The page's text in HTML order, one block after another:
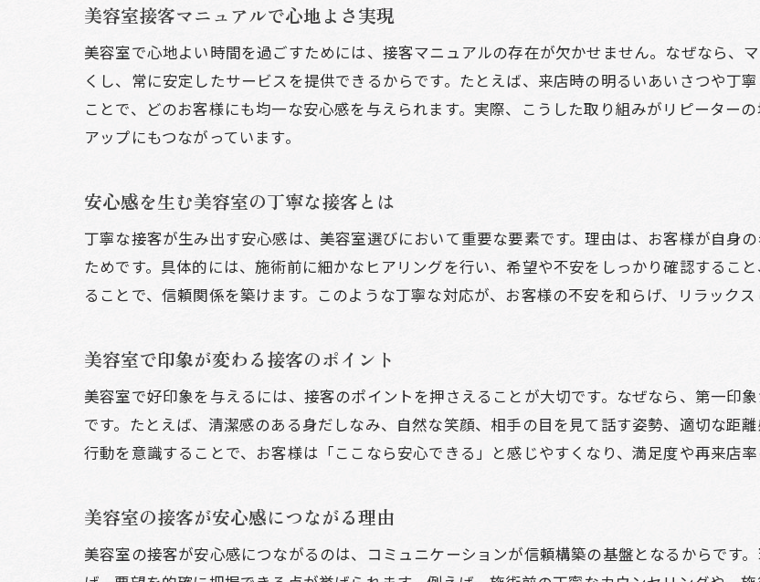
美容室での挨拶やマナーで印象アップ
美容室接客で心がけたい丁寧な対応法
会話が弾む美容室でのコミュニケーション
美容室でリラックスできる会話のコツ
美容師との信頼関係を深める接客会話術
美容室接客マナーの基本をおさらいしよう
美容室接客で意識したい丁寧な言葉遣
美容室の接客で大切なマナーを解説
美容室で喜ばれる接客マナーの実例紹
美容室で丁寧な言葉遣いを意識する理
美容室接客マニュアルで心地よさ実現
美容室で心地よい時間を過ごすためには、接客マニュアルの存在が欠かせません。なぜなら、
くし、常に安定したサービスを提供できるからです。たとえば、来店時の明るいあいさつや丁
ことで、どのお客様にも均一な安心感を与えられます。実際、こうした取り組みがリピーター
アップにもつながっています。
安心感を生む美容室の丁寧な接客とは
丁寧な接客が生み出す安心感は、美容室選びにおいて重要な要素です。理由は、お客様が自身
ためです。具体的には、施術前に細かなヒアリングを行い、希望や不安をしっかり確認するこ
ることで、信頼関係を築けます。このような丁寧な対応が、お客様の不安を和らげ、リラックス
美容室で印象が変わる接客のポイント
美容室で好印象を与えるには、接客のポイントを押さえることが大切です。なぜなら、第一印
です。たとえば、清潔感のある身だしなみ、自然な笑顔、相手の目を見て話す姿勢、適切な距
行動を意識することで、お客様は「ここなら安心できる」と感じやすくなり、満足度や再来店率
美容室の接客が安心感につながる理由
美容室の接客が安心感につながるのは、コミュニケーションが信頼構築の基盤となるからです